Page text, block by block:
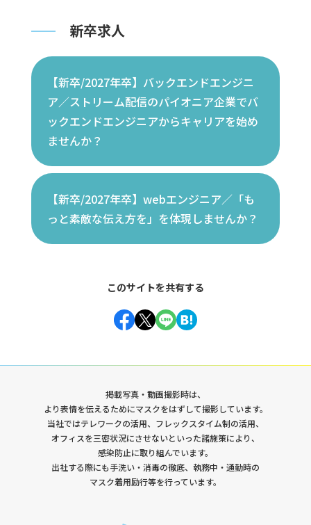
新卒求人
【新卒/2027年卒】バックエンドエンジニ
ア／ストリーム配信のパイオニア企業でバ
ックエンドエンジニアからキャリアを始め
ませんか？
【新卒/2027年卒】webエンジニア／「も
っと素敵な伝え方を」を体現しませんか？
このサイトを共有する
Facebook
Twitter
LineHatena
掲載写真・動画撮影時は、
より表情を伝えるためにマスクをはずして撮影しています。
当社ではテレワークの活用、フレックスタイム制の活用、
オフィスを三密状況にさせないといった諸施策により、
感染防止に取り組んでいます。
出社する際にも手洗い・消毒の徹底、執務中・通勤時の
マスク着用励行等を行っています。